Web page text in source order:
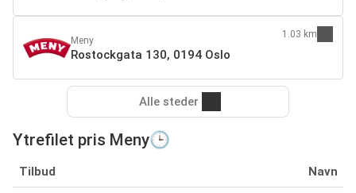
Meny
Rostockgata 130, 0194 Oslo
1.03 km
Alle steder
Ytrefilet pris Meny🕒
Tilbud Navn